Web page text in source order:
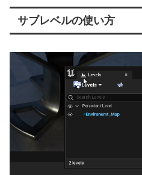
サブレベルの使い方